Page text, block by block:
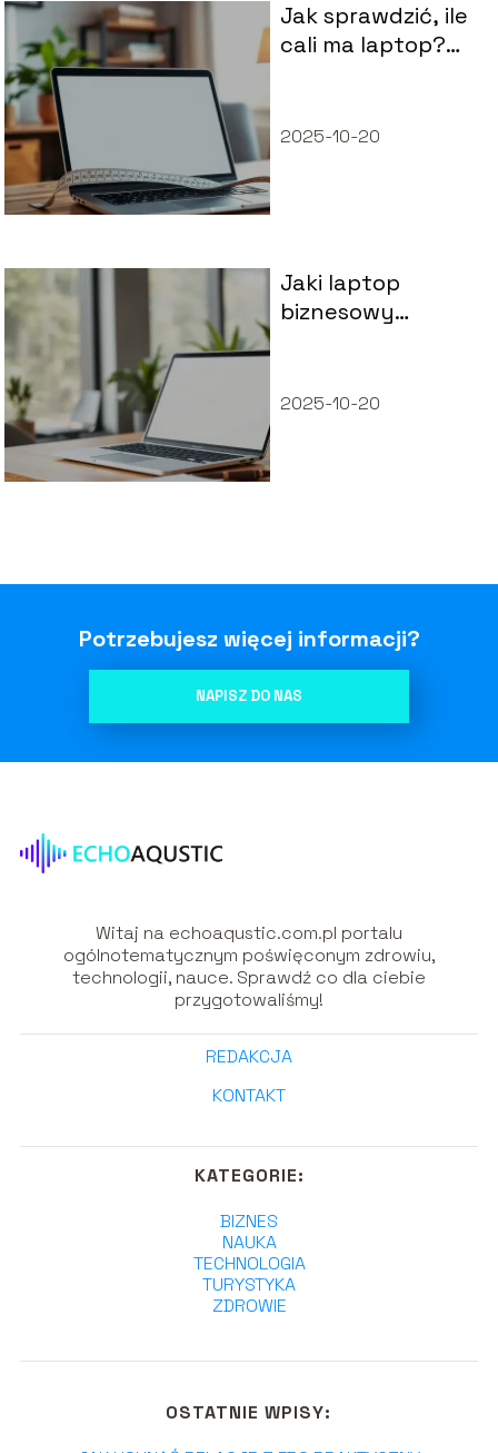
Jak sprawdzić, ile
cali ma laptop?
2025-10-20
Jaki laptop
biznesowy
profesjonalistów
2025-10-20
Potrzebujesz więcej informacji?
NAPISZ DO NAS
Witaj na echoaqustic.com.pl portalu
ogólnotematycznym poświęconym zdrowiu,
technologii, nauce. Sprawdź co dla ciebie
przygotowaliśmy!
REDAKCJA
KONTAKT
KATEGORIE:
BIZNES
NAUKA
TECHNOLOGIA
TURYSTYKA
ZDROWIE
OSTATNIE WPISY: